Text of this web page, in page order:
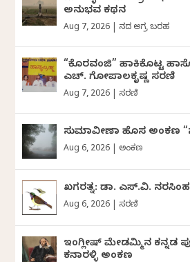
ಅನುಭವ ಕಥನ
Aug 7, 2026 ದಿನದ ಅಗ್ರ ಬರಹ
“ಕೊರವಂಜಿ” ಹಾಕಿಕೊಟ್ಟ
ಎಚ್. ಗೋಪಾಲಕೃಷ್ಣ ಸರಣಿ
Aug 7, 2026 ಸರಣಿ
ಸುಮಾವೀಣಾ ಹೊಸ ಅಂಕಣ
Aug 6, 2026 ಅಂಕಣ
ಖಗರತ್ನ: ಡಾ. ಎಸ್.ವಿ.
Aug 6, 2026 ಸರಣಿ
ಇಂಗ್ಲೀಷ್ ಮೇಡಮ್ಮಿನ ಕನ್ನಡ
ಕನಾರಳ್ಳಿ ಅಂಕಣ